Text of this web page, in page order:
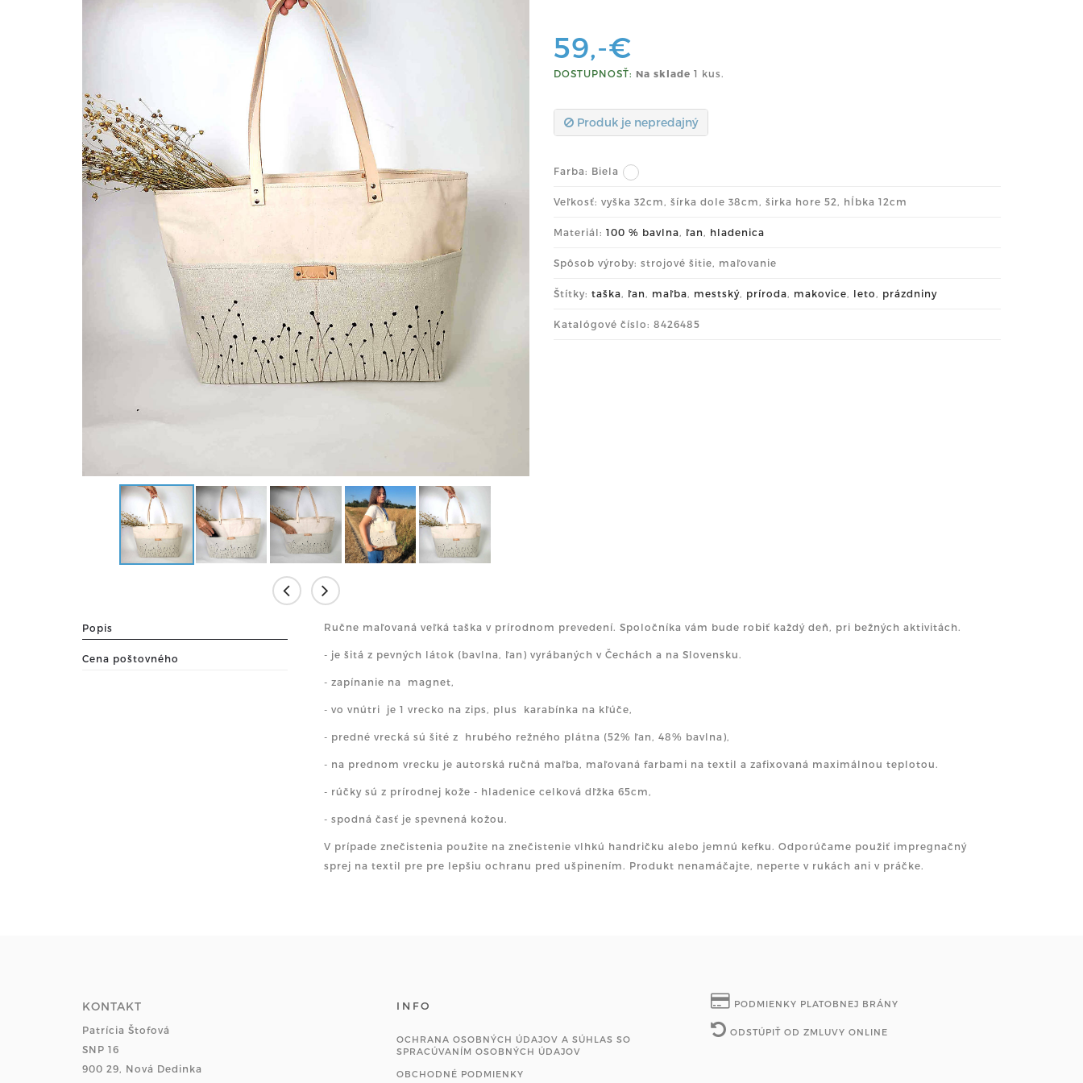
59,-€
DOSTUPNOSŤ: Na sklade 1 kus.
Produk je nepredajný
Farba: Biela
Veľkosť: vyška 32cm, šírka dole 38cm, širka hore 52, hĺbka 12cm
Materiál: 100 % bavlna, ľan , hladenica
Spôsob výroby: strojové šitie, maľovanie
Štítky: taška, ľan , maľba, mestský, príroda, makovice, leto , prázdniny
Katalógové číslo: 8426485
Popis
Cena poštovného
Ručne maľovaná veľká taška v prírodnom prevedení. Spoločníka vám bude robiť každý deň, pri bežných aktivitách.
- je šitá z pevných látok (bavlna, ľan) vyrábaných v Čechách a na Slovensku.
- zapínanie na magnet,
- vo vnútri je 1 vrecko na zips, plus karabínka na kľúče,
- predné vrecká sú šité z hrubého režného plátna (52% ľan, 48% bavlna),
- na prednom vrecku je autorská ručná maľba, maľovaná farbami na textil a zafixovaná maximálnou teplotou.
- rúčky sú z prírodnej kože - hladenice celková dľžka 65cm,
- spodná časť je spevnená kožou.
V prípade znečistenia použite na znečistenie vlhkú handričku alebo jemnú kefku. Odporúčame použiť impregnačný
sprej na textil pre pre lepšiu ochranu pred ušpinením. Produkt nenamáčajte, neperte v rukách ani v práčke.
KONTAKT
Patrícia Štofová
SNP 16
900 29, Nová Dedinka
INFO
OCHRANA OSOBNÝCH ÚDAJOV A SÚHLAS SO
SPRACÚVANÍM OSOBNÝCH ÚDAJOV
OBCHODNÉ PODMIENKY
PODMIENKY PLATOBNEJ BRÁNY
ODSTÚPIŤ OD ZMLUVY ONLINE